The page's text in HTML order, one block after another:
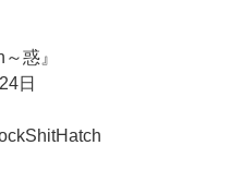
惑』
日